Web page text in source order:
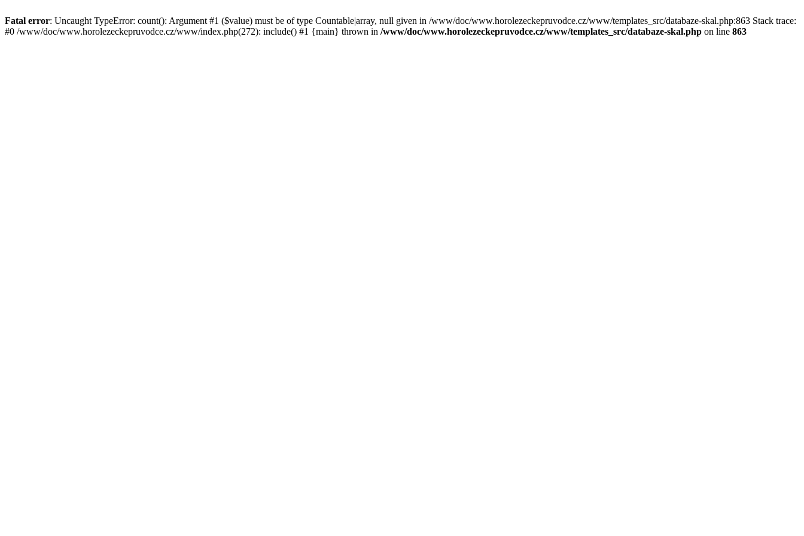
Fatal error: Uncaught TypeError: count(): Argument #1 ($value) must be of type Countable|array, null given in /www/doc/www.horolezeckepruvodce.cz/www/templates_src/databaze-skal.php:863 Stack trace:
#0 /www/doc/www.horolezeckepruvodce.cz/www/index.php(272): include() #1 {main} thrown in /www/doc/www.horolezeckepruvodce.cz/www/templates_src/databaze-skal.php on line 863